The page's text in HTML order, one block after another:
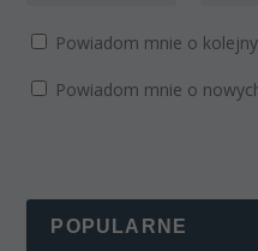
Powiadom mnie o
Powiadom mnie o
POPULARNE